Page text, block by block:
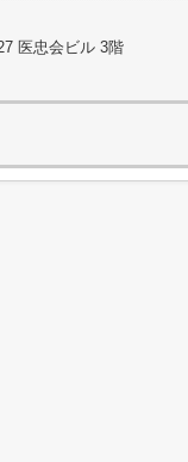
医忠会ビル 3階